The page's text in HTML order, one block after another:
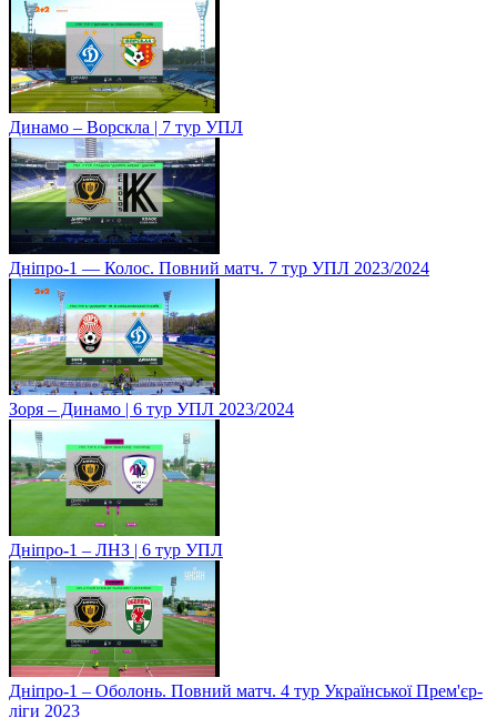
Динамо – Ворскла | 7 тур УПЛ
Дніпро-1 — Колос. Повний матч. 7 тур УПЛ 2023/2024
Зоря – Динамо | 6 тур УПЛ 2023/2024
Дніпро-1 – ЛНЗ | 6 тур УПЛ
Дніпро-1 – Оболонь. Повний матч. 4 тур Української Прем'єр-
ліги 2023